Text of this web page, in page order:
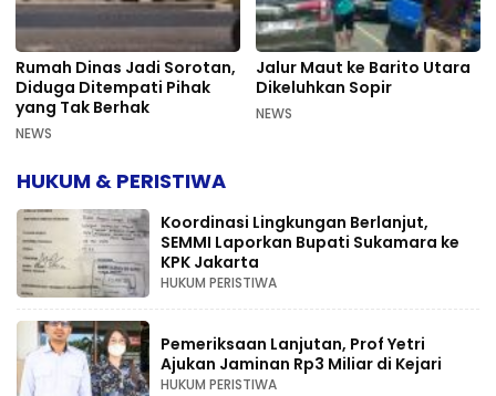
Rumah Dinas Jadi Sorotan,
Diduga Ditempati Pihak
yang Tak Berhak
NEWS
Jalur Maut ke Barito Utara
Dikeluhkan Sopir
NEWS
HUKUM & PERISTIWA
Koordinasi Lingkungan Berlanjut,
SEMMI Laporkan Bupati Sukamara ke
KPK Jakarta
HUKUM PERISTIWA
Pemeriksaan Lanjutan, Prof Yetri
Ajukan Jaminan Rp3 Miliar di Kejari
HUKUM PERISTIWA